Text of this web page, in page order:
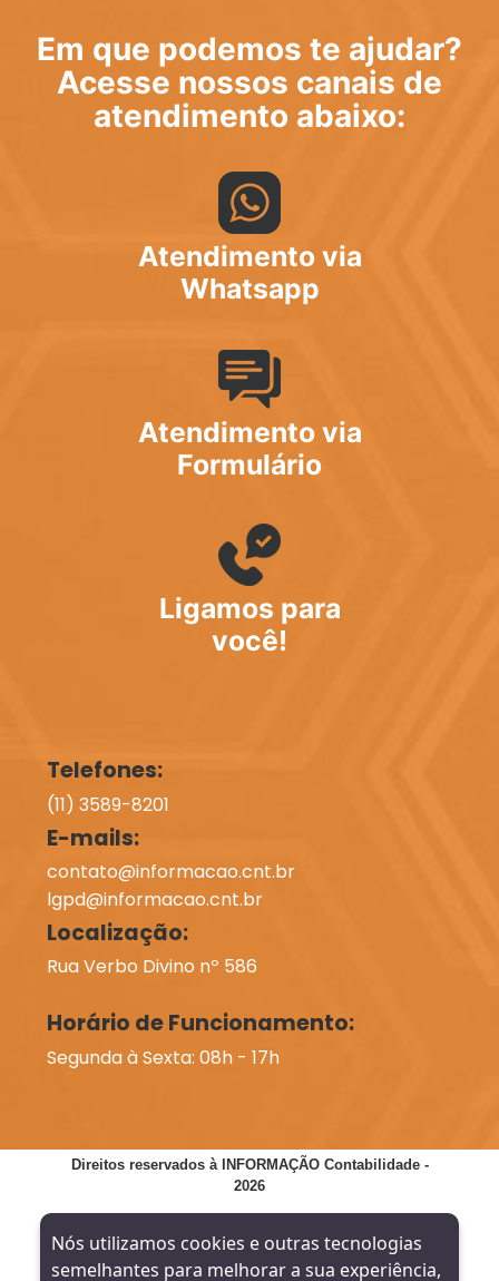
Em que podemos te ajudar?
Acesse nossos canais de
atendimento abaixo:
Atendimento via
Whatsapp
Atendimento via
Formulário
Ligamos para
você!
Telefones:
(11) 3589-8201
E-mails:
contato@informacao.cnt.br
lgpd@informacao.cnt.br
Localização:
Rua Verbo Divino nº 586
Horário de Funcionamento:
Segunda à Sexta: 08h - 17h
Direitos reservados à INFORMAÇÃO Contabilidade -
2026
Nós utilizamos cookies e outras tecnologias
semelhantes para melhorar a sua experiência,